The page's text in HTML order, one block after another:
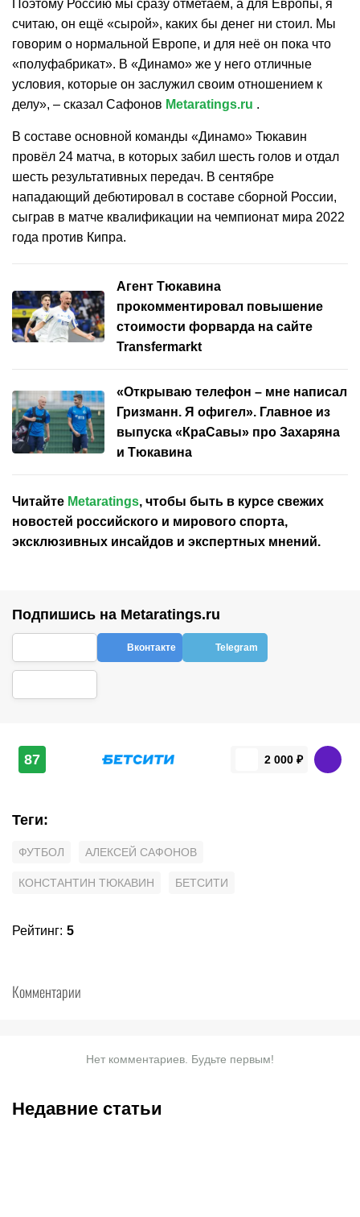
Поэтому Россию мы сразу отметаем, а для Европы, я
считаю, он ещё «сырой», каких бы денег ни стоил. Мы
говорим о нормальной Европе, и для неё он пока что
«полуфабрикат». В «Динамо» же у него отличные
условия, которые он заслужил своим отношением к
делу», – cказал Сафонов Metaratings.ru .
В составе основной команды «Динамо» Тюкавин
провёл 24 матча, в которых забил шесть голов и отдал
шесть результативных передач. В сентябре
нападающий дебютировал в составе сборной России,
сыграв в матче квалификации на чемпионат мира 2022
года против Кипра.
Агент Тюкавина
прокомментировал повышение
стоимости форварда на сайте
Transfermarkt
«Открываю телефон – мне написал
Гризманн. Я офигел». Главное из
выпуска «КраСавы» про Захаряна
и Тюкавина
Читайте Metaratings, чтобы быть в курсе свежих
новостей российского и мирового спорта,
эксклюзивных инсайдов и экспертных мнений.
Подпишись на Metaratings.ru
Вконтакте Telegram
87 2 000 ₽
Теги:
ФУТБОЛ АЛЕКСЕЙ САФОНОВ
КОНСТАНТИН ТЮКАВИН БЕТСИТИ
Рейтинг: 5
Комментарии
Нет комментариев. Будьте первым!
Недавние статьи